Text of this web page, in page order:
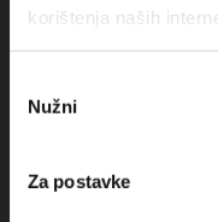
korištenja naših
pristanka
Nužni
Za postavke
+385(0)21